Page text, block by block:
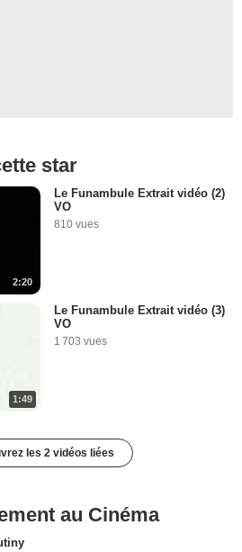
star
2:20
Le Funambule Extrait vidéo (2)
VO
810 vues
1:49
Le Funambule Extrait vidéo (3)
VO
1 703 vues
les 2 vidéos liées
au Cinéma